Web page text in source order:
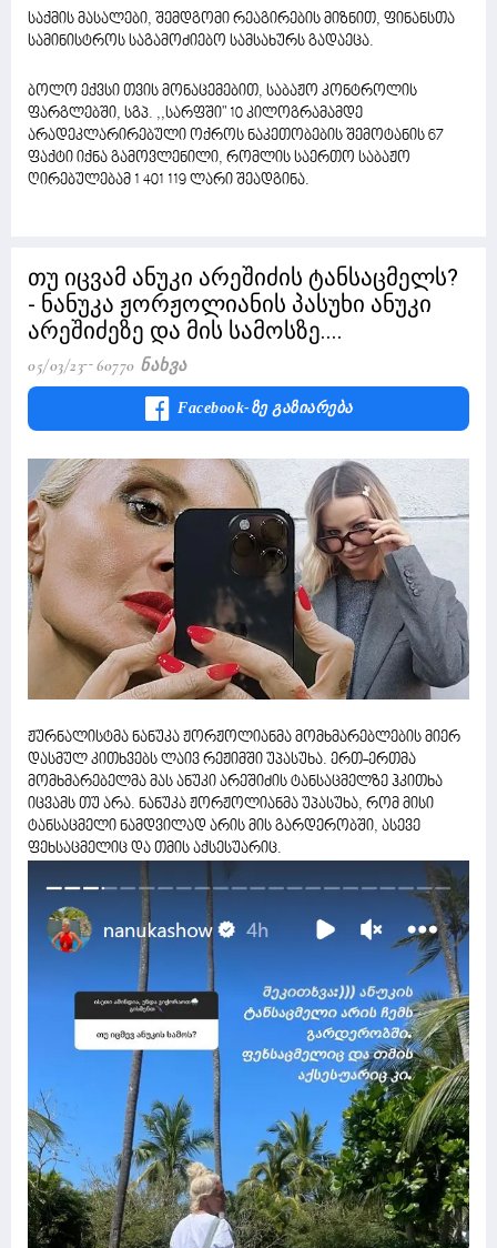
საქმის მასალები, შემდგომი რეაგირების მიზნით, ფინანსთა
სამინისტროს საგამოძიებო სამსახურს გადაეცა.
ბოლო ექვსი თვის მონაცემებით, საბაჟო კონტროლის
ფარგლებში, სგპ. ,,სარფში" 10 კილოგრამამდე
არადეკლარირებული ოქროს ნაკეთობების შემოტანის 67
ფაქტი იქნა გამოვლენილი, რომლის საერთო საბაჟო
ღირებულებამ 1 401 119 ლარი შეადგინა.
თუ იცვამ ანუკი არეშიძის ტანსაცმელს?
- ნანუკა ჟორჟოლიანის პასუხი ანუკი
არეშიძეზე და მის სამოსზე....
05/03/23 60770 Ნახვა
Facebook-Ზე Გაზიარება
ჟურნალისტმა ნანუკა ჟორჟოლიანმა მომხმარებლების მიერ
დასმულ კითხვებს ლაივ რეჟიმში უპასუხა. ერთ-ერთმა
მომხმარებელმა მას ანუკი არეშიძის ტანსაცმელზე ჰკითხა
იცვამს თუ არა. ნანუკა ჟორჟოლიანმა უპასუხა, რომ მისი
ტანსაცმელი ნამდვილად არის მის გარდერობში, ასევე
ფეხსაცმელიც და თმის აქსესუარიც.